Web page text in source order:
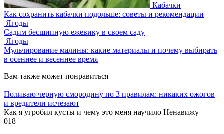
Кабачки
Как сохранить кабачки подольше: советы и рекомендации
Ягоды
Садим бесшипную ежевику в своем саду
Ягоды
Мульчирование малины: какие материалы и почему выбирать
в осеннее и весеннее время
Вам также может понравиться
Поливаю черную смородину по 3 правилам: никаких ожогов
и вредители исчезают
Как я угробил кусты и чему это меня научило Ненавижу
018